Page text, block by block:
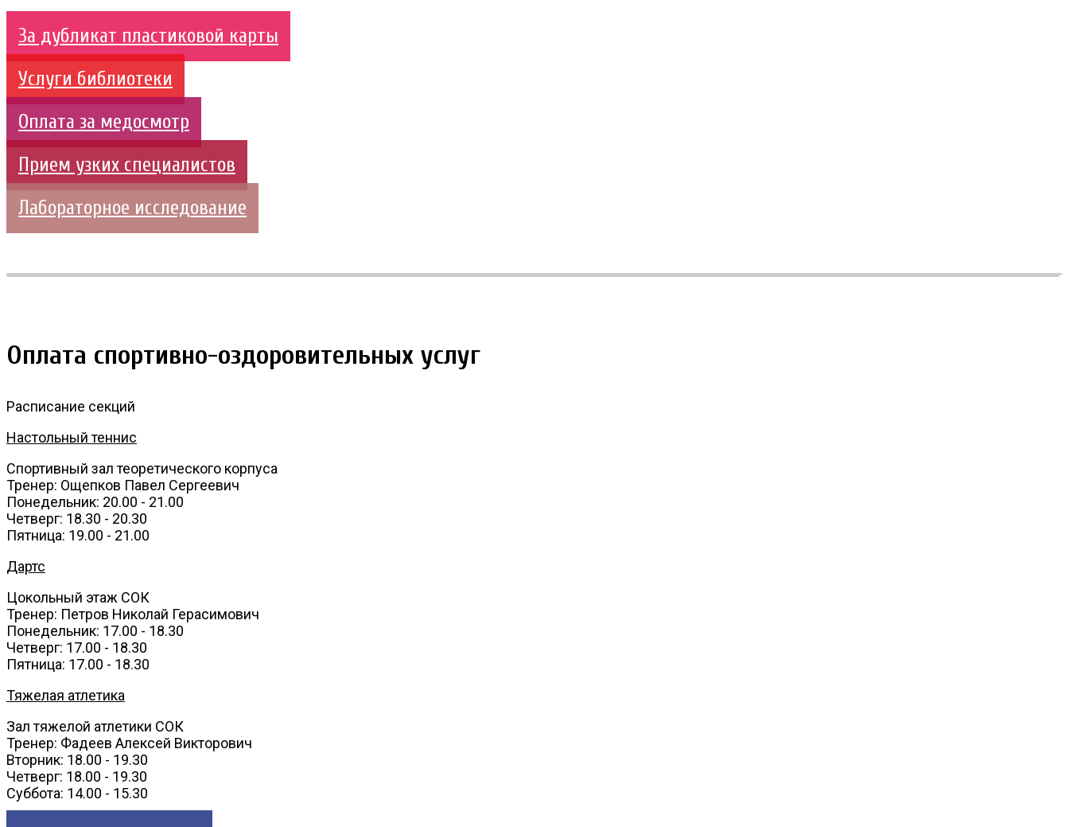
За дубликат пластиковой карты
Услуги библиотеки
Оплата за медосмотр
Прием узких специалистов
Лабораторное исследование
Оплата спортивно-оздоровительных услуг
Расписание секций
Настольный теннис
Спортивный зал теоретического корпуса
Тренер: Ощепков Павел Сергеевич
Понедельник: 20.00 - 21.00
Четверг: 18.30 - 20.30
Пятница: 19.00 - 21.00
Дартс
Цокольный этаж СОК
Тренер: Петров Николай Герасимович
Понедельник: 17.00 - 18.30
Четверг: 17.00 - 18.30
Пятница: 17.00 - 18.30
Тяжелая атлетика
Зал тяжелой атлетики СОК
Тренер: Фадеев Алексей Викторович
Вторник: 18.00 - 19.30
Четверг: 18.00 - 19.30
Суббота: 14.00 - 15.30